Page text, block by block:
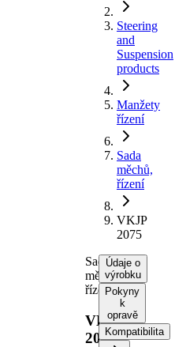
Steering
and
Suspension
products
Manžety
řízení
Sada
měchů,
řízení
VKJP
2075
Sada
měchů,
řízení
VKJP
2075
Údaje o
výrobku
Pokyny
k
opravě
Kompatibilita